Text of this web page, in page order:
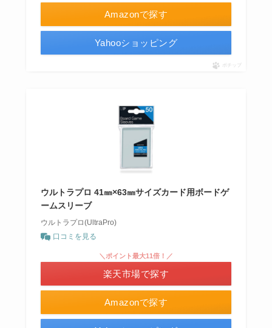
Amazonで探す
Yahooショッピング
ポチップ
ウルトラプロ 41㎜×63㎜サイズカード用ボードゲ
ームスリーブ
ウルトラプロ(UltraPro)
口コミを見る
Amazonで探す
＼ポイント最大11倍！／
楽天市場で探す